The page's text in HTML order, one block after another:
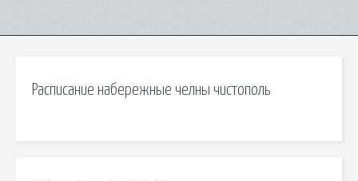
Расписание набережные челны чистополь